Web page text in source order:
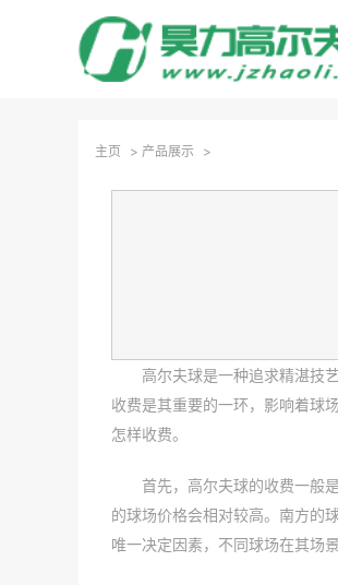
主页 > 产品展示 >
高尔夫球是一种追求精湛技
收费是其重要的一环，影响着球
怎样收费。
首先，高尔夫球的收费一般
的球场价格会相对较高。南方的
唯一决定因素，不同球场在其场